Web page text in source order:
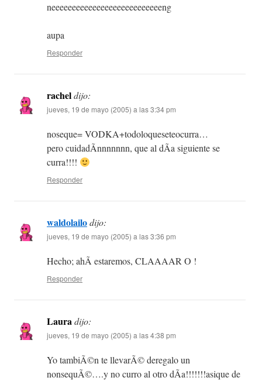
neeeeeeeeeeeeeeeeeeeeeeeeeeeng
aupa
Responder
racheldijo:
jueves, 19 de mayo (2005) a las 3:34 pm
noseque= VODKA+todoloqueseteocurra…
pero cuidadÃ­nnnnnnn, que al dÃ­a siguiente se
curra!!!!
Responder
waldolailodijo:
jueves, 19 de mayo (2005) a las 3:36 pm
Hecho; ahÃ­ estaremos, CLAAAAR O !
Responder
Lauradijo:
jueves, 19 de mayo (2005) a las 4:38 pm
Yo tambiÃ©n te llevarÃ© deregalo un
nonsequÃ©….y no curro al otro dÃ­a!!!!!!!asique de